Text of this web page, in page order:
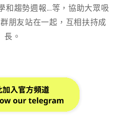
和趨勢週報...等，協助大眾吸
朋友站在一起，互相扶持成
長。